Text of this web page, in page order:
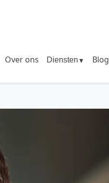
Over ons Diensten ▼ Blog